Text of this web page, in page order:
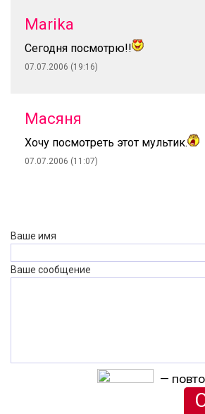
Marika
Cегодня посмотрю!!
07.07.2006 (19:16)
Масяня
Хочу посмотреть этот мультик.
07.07.2006 (11:07)
Ваше имя
Ваше сообщение
—